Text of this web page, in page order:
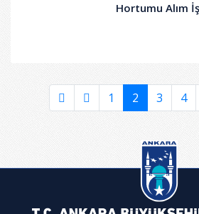
Hortumu Alım
1 2 3 4